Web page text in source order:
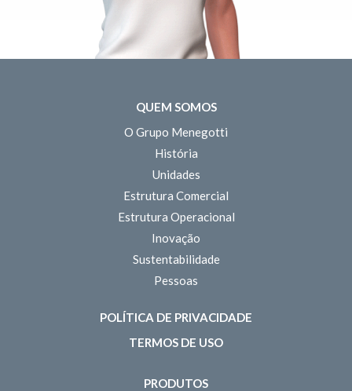
QUEM SOMOS
O Grupo Menegotti
História
Unidades
Estrutura Comercial
Estrutura Operacional
Inovação
Sustentabilidade
Pessoas
POLÍTICA DE PRIVACIDADE
TERMOS DE USO
PRODUTOS